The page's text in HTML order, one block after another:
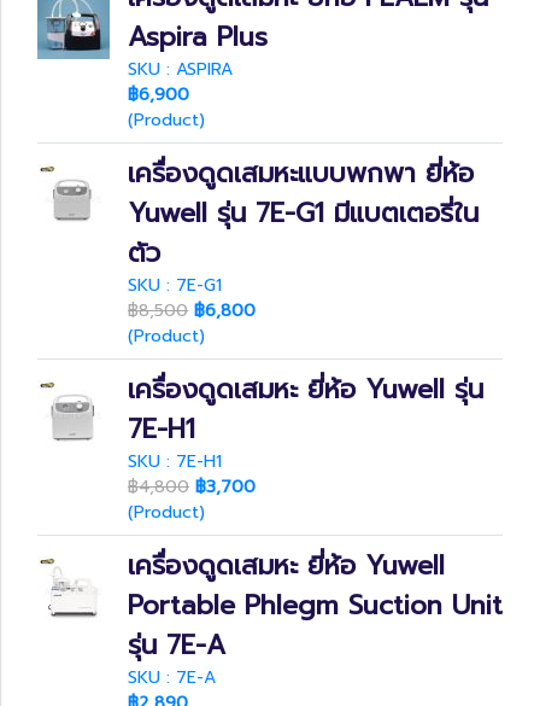
Aspira Plus
SKU : ASPIRA
฿6,900
(Product)
เครื่องดูดเสมหะแบบพกพา ยี่ห้อ
Yuwell รุ่น 7E-G1 มีแบตเตอรี่ใน
ตัว
SKU : 7E-G1
฿8,500 ฿6,800
(Product)
เครื่องดูดเสมหะ ยี่ห้อ Yuwell รุ่น
7E-H1
SKU : 7E-H1
฿4,800 ฿3,700
(Product)
เครื่องดูดเสมหะ ยี่ห้อ Yuwell
Portable Phlegm Suction Unit
รุ่น 7E-A
SKU : 7E-A